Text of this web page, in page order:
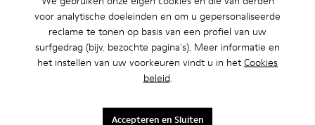
voor analytische doeleinden en om u gepersonaliseerde
reclame te tonen op basis van een profiel van uw
surfgedrag (bijv. bezochte pagina's). Meer informatie en
het instellen van uw voorkeuren vindt u in het Cookies
beleid.
Accepteren en Sluiten
Breedte
Smal
Anonymous·3 jaar geleden